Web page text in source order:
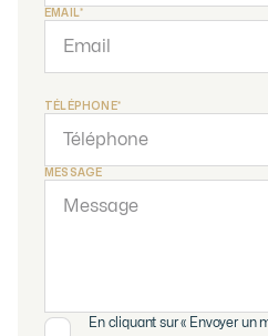
EMAIL*
TÉLÉPHONE*
MESSAGE
En cliquant sur « Envoyer un